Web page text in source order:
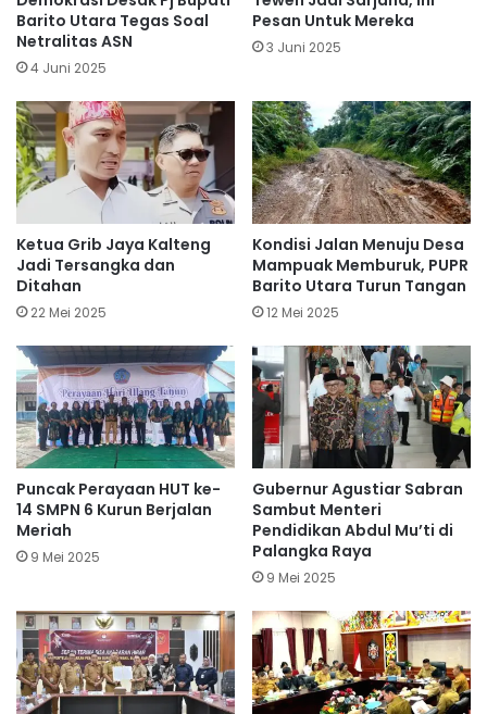
Barito Utara Tegas Soal
Netralitas ASN
4 Juni 2025
Pesan Untuk Mereka
3 Juni 2025
Ketua Grib Jaya Kalteng
Jadi Tersangka dan
Ditahan
22 Mei 2025
Kondisi Jalan Menuju Desa
Mampuak Memburuk, PUPR
Barito Utara Turun Tangan
12 Mei 2025
Puncak Perayaan HUT ke-
14 SMPN 6 Kurun Berjalan
Meriah
9 Mei 2025
Gubernur Agustiar Sabran
Sambut Menteri
Pendidikan Abdul Mu’ti di
Palangka Raya
9 Mei 2025